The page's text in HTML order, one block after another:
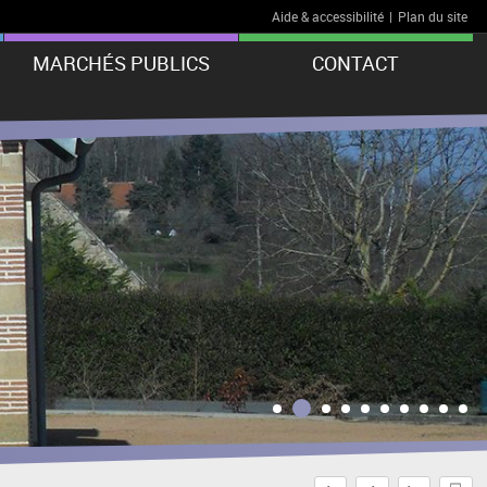
Aide & accessibilité | Plan du site
MARCHÉS PUBLICS CONTACT